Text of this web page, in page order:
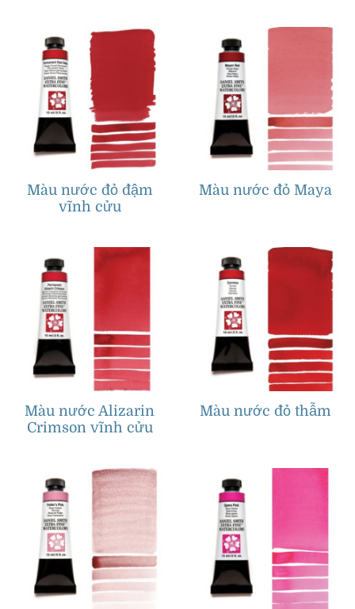
Màu nước đỏ đậm
vĩnh cửu
Màu nước đỏ Maya
Màu nước Alizarin
Crimson vĩnh cửu
Màu nước đỏ thẫm